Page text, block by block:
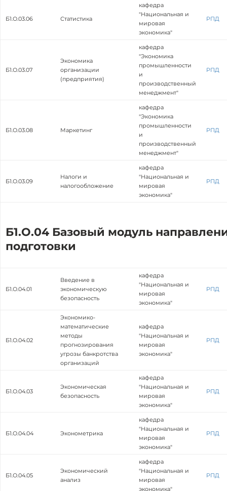
Б1.О.03.06 Статистика
кафедра
"Национальная и
мировая
экономика"
РПД
Б1.О.03.07
Экономика
организации
(предприятия)
кафедра
"Экономика
промышленности
и
производственный
менеджмент"
РПД
Б1.О.03.08 Маркетинг
кафедра
"Экономика
промышленности
и
производственный
менеджмент"
РПД
Б1.О.03.09
Налоги и
налогообложение
кафедра
"Национальная и
мировая
экономика"
РПД
Б1.О.04 Базовый модуль
подготовки
Б1.О.04.01
Введение в
экономическую
безопасность
кафедра
"Национальная и
мировая
экономика"
РПД
Б1.О.04.02
Экономико-
математические
методы
прогнозирования
угрозы банкротства
организаций
кафедра
"Национальная и
мировая
экономика"
РПД
Б1.О.04.03
Экономическая
безопасность
кафедра
"Национальная и
мировая
экономика"
РПД
Б1.О.04.04 Эконометрика
кафедра
"Национальная и
мировая
экономика"
РПД
Б1.О.04.05
Экономический
анализ
кафедра
"Национальная и
мировая
экономика"
РПД